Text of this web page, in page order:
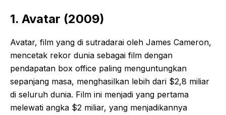
1. Avatar (2009)
Avatar, film yang di sutradarai oleh James Cameron,
mencetak rekor dunia sebagai film dengan
pendapatan box office paling menguntungkan
sepanjang masa, menghasilkan lebih dari $2,8 miliar
di seluruh dunia. Film ini menjadi yang pertama
melewati angka $2 miliar, yang menjadikannya